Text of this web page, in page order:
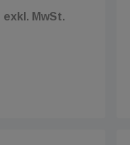
exkl. MwSt.